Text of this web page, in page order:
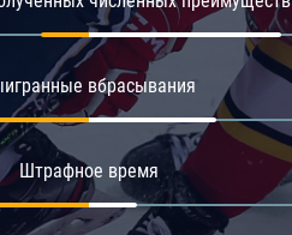
вбрасывания
Штрафное время